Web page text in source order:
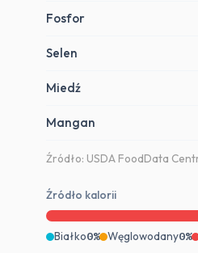
Fosfor
Selen
Miedź
Mangan
Źródło: USDA FoodData
Źródło kalorii
Białko0% Węglowodany0%